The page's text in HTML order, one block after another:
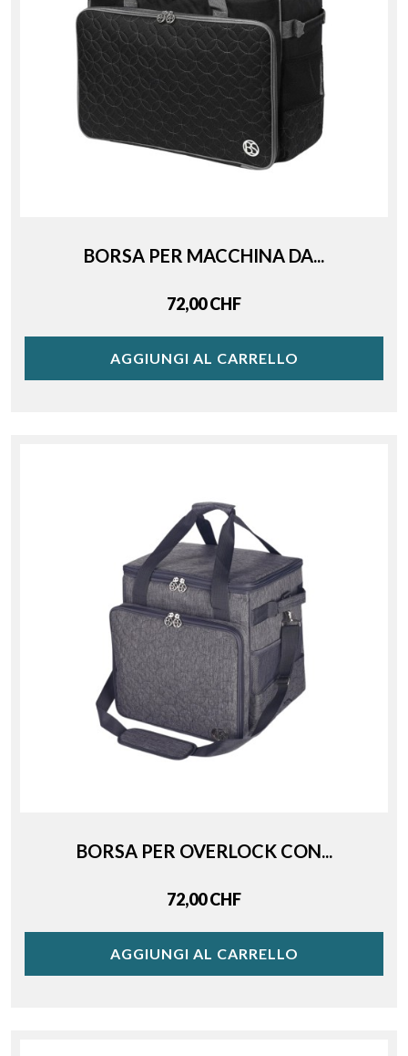
BORSA PER MACCHINA DA...
Price
72,00 CHF
AGGIUNGI AL CARRELLO
BORSA PER OVERLOCK CON...
Price
72,00 CHF
AGGIUNGI AL CARRELLO